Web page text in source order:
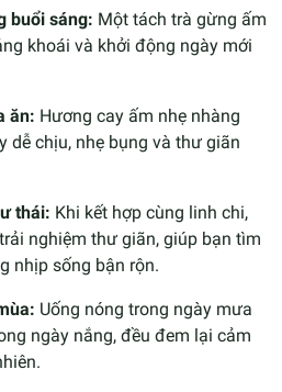
buổi sáng: Một tách trà gừng ấm
khoái và khởi động ngày mới
ăn: Hương cay ấm nhẹ nhàng
dễ chịu, nhẹ bụng và thư giãn
thái: Khi kết hợp cùng linh chi,
nghiệm thư giãn, giúp bạn tìm
nhịp sống bận rộn.
Uống nóng trong ngày mưa
ngày nắng, đều đem lại cảm